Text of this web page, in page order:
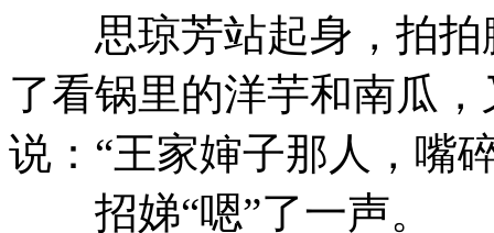
思琼芳站起身，拍拍
了看锅里的洋芋和南瓜
说：“王家婶子那人，嘴
招娣“嗯”了一声。